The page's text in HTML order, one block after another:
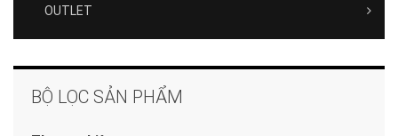
OUTLET
BỘ LỌC SẢN PHẨM